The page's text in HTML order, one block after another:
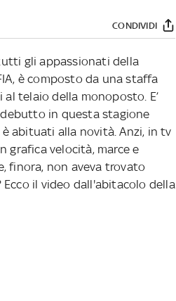
CONDIVIDI
gli appassionati della
è composto da una staffa
telaio della monoposto. E’
in questa stagione
abituati alla novità. Anzi, in tv
grafica velocità, marce e
finora, non aveva trovato
il video dall'abitacolo della